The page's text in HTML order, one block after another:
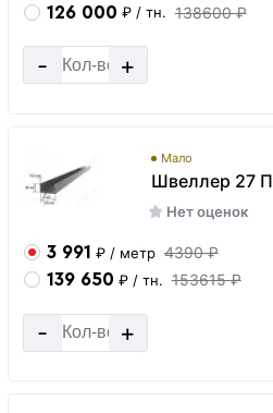
126 000 ₽ / тн. 138600 ₽
- +
Мало
Швеллер 27 П
Нет оценок
3 991 ₽ / метр 4390 ₽
139 650 ₽ / тн. 153615 ₽
- +